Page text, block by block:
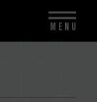
MENU